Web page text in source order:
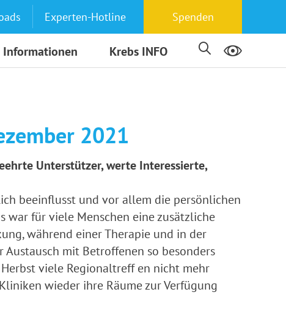
Experten-Hotline Spenden
Informationen Krebs INFO
2021
Unterstützer, werte Interessierte,
beeinflusst und vor allem die persönlichen
war für viele Menschen eine zusätzliche
während einer Therapie und in der
mit Betroffenen so besonders
viele Regionaltreff en nicht mehr
wieder ihre Räume zur Verfügung